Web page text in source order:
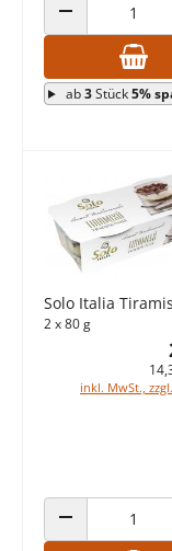
ANZAHL
ab3Stück5%
Solo Italia
2 x 80 g
inkl. MwSt.,
ANZAHL